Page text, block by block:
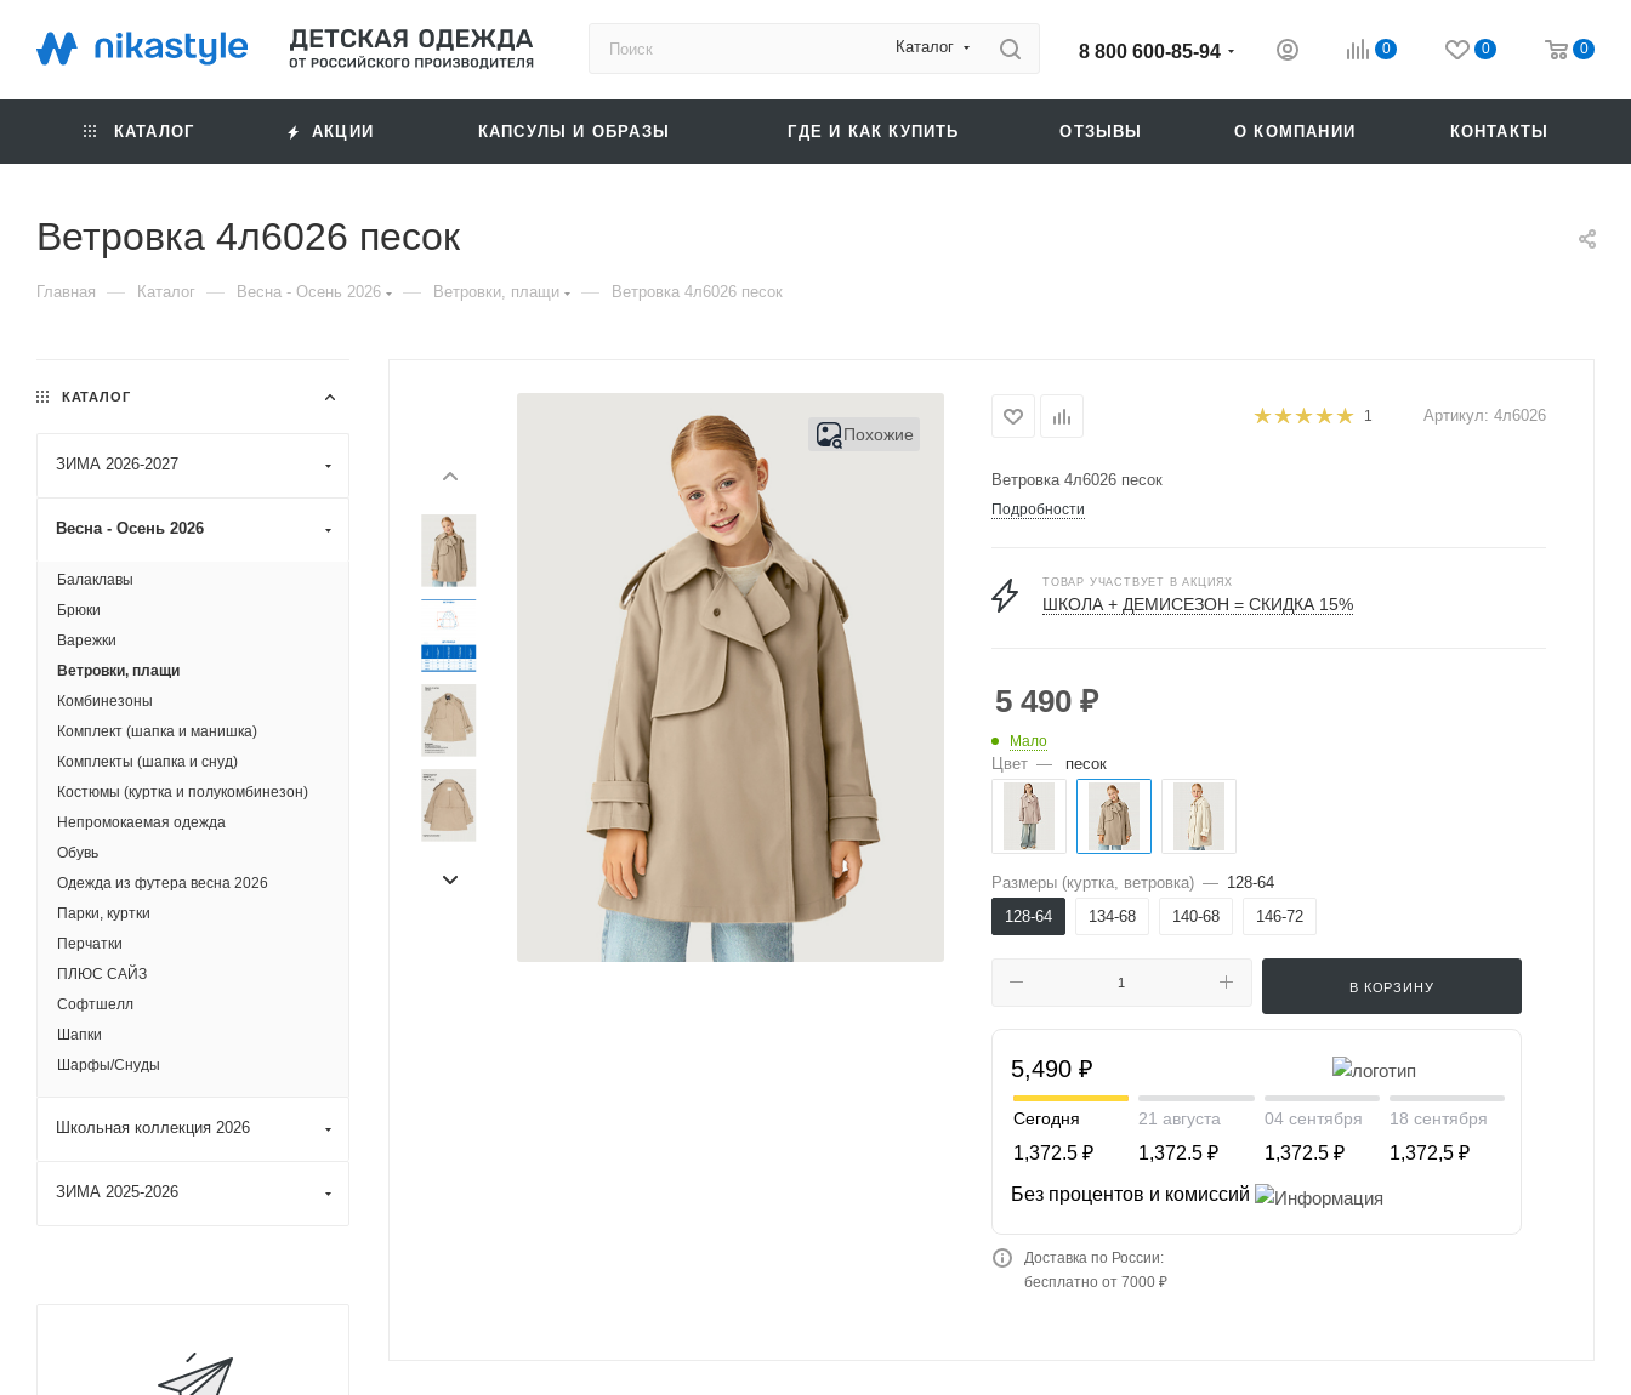
Каталог 8 800 600-85-94 0 0 0
КАТАЛОГ АКЦИИ КАПСУЛЫ И ОБРАЗЫ ГДЕ И КАК КУПИТЬ ОТЗЫВЫ О КОМПАНИИ КОНТАКТЫ
Ветровка 4л6026 песок
Главная — Каталог — Весна - Осень 2026 — Ветровки, плащи — Ветровка 4л6026 песок
Похожие
1 Артикул: 4л6026
Ветровка 4л6026 песок
Подробности
ТОВАР УЧАСТВУЕТ В АКЦИЯХ
ШКОЛА + ДЕМИСЕЗОН = СКИДКА 15%
5 490 ₽
Мало
Цвет — песок
Размеры (куртка, ветровка) — 128-64
128-64
134-68 140-68 146-72
В КОРЗИНУ
5,490 ₽
Сегодня
1,372.5 ₽
21 августа
1,372.5 ₽
04 сентября
1,372.5 ₽
18 сентября
1,372,5 ₽
Без процентов и комиссий
Доставка по России:
бесплатно от 7000 ₽
КАТАЛОГ
ЗИМА 2026-2027
Весна - Осень 2026
Балаклавы
Брюки
Варежки
Ветровки, плащи
Комбинезоны
Комплект (шапка и манишка)
Комплекты (шапка и снуд)
Костюмы (куртка и полукомбинезон)
Непромокаемая одежда
Обувь
Одежда из футера весна 2026
Парки, куртки
Перчатки
ПЛЮС САЙЗ
Софтшелл
Шапки
Шарфы/Снуды
Школьная коллекция 2026
ЗИМА 2025-2026